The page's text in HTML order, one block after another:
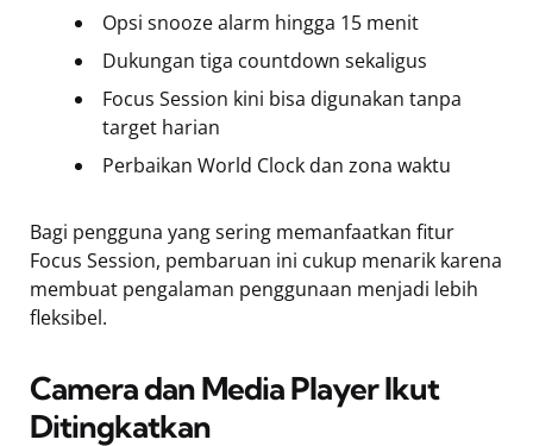
Opsi snooze alarm hingga 15 menit
Dukungan tiga countdown sekaligus
Focus Session kini bisa digunakan tanpa
target harian
Perbaikan World Clock dan zona waktu
Bagi pengguna yang sering memanfaatkan fitur
Focus Session, pembaruan ini cukup menarik karena
membuat pengalaman penggunaan menjadi lebih
fleksibel.
Camera dan Media Player Ikut
Ditingkatkan